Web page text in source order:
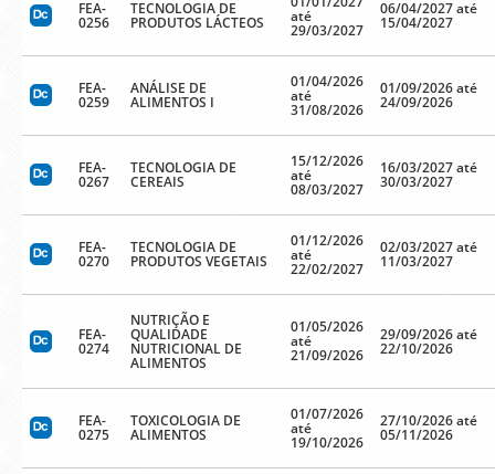
FEA-
0256
TECNOLOGIA DE
PRODUTOS LÁCTEOS até
29/03/2027
06/04/2027 até
15/04/2027
FEA-
0259
ANÁLISE DE
ALIMENTOS I
01/04/2026
até
31/08/2026
01/09/2026 até
24/09/2026
FEA-
0267
TECNOLOGIA DE
CEREAIS
15/12/2026
até
08/03/2027
16/03/2027 até
30/03/2027
FEA-
0270
TECNOLOGIA DE
PRODUTOS VEGETAIS
01/12/2026
até
22/02/2027
02/03/2027 até
11/03/2027
FEA-
0274
NUTRIÇÃO E
QUALIDADE
NUTRICIONAL DE
ALIMENTOS
01/05/2026
até
21/09/2026
29/09/2026 até
22/10/2026
FEA-
0275
TOXICOLOGIA DE
ALIMENTOS
01/07/2026
até
19/10/2026
27/10/2026 até
05/11/2026